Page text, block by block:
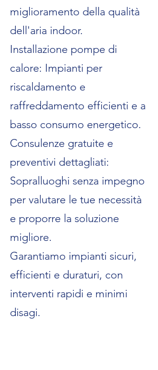
miglioramento della qualità
dell'aria indoor.
Installazione pompe di
calore: Impianti per
riscaldamento e
raffreddamento efficienti e a
basso consumo energetico.
Consulenze gratuite e
preventivi dettagliati:
Sopralluoghi senza impegno
per valutare le tue necessità
e proporre la soluzione
migliore.
Garantiamo impianti sicuri,
efficienti e duraturi, con
interventi rapidi e minimi
disagi.